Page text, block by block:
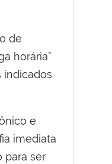
de
horária”
indicados
e
imediata
para ser